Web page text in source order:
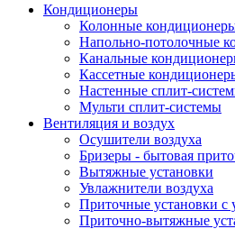
Кондиционеры
Колонные
Напольно-потолочные
Канальные
Кассетные
Настенные сплит-
Мульти сплит-системы
Вентиляция и воздух
Осушители воздуха
Бризеры - бытовая
Вытяжные установки
Увлажнители воздуха
Приточные установки с
Приточно-вытяжные